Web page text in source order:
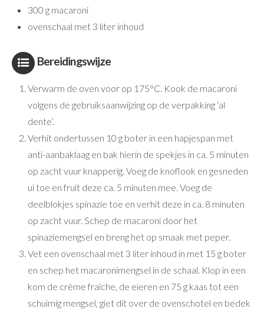
300 g macaroni
ovenschaal met 3 liter inhoud
Bereidingswijze
Verwarm de oven voor op 175°C. Kook de macaroni
volgens de gebruiksaanwijzing op de verpakking ‘al
dente’.
Verhit ondertussen 10 g boter in een hapjespan met
anti-aanbaklaag en bak hierin de spekjes in ca. 5 minuten
op zacht vuur knapperig. Voeg de knoflook en gesneden
ui toe en fruit deze ca. 5 minuten mee. Voeg de
deelblokjes spinazie toe en verhit deze in ca. 8 minuten
op zacht vuur. Schep de macaroni door het
spinaziemengsel en breng het op smaak met peper.
Vet een ovenschaal met 3 liter inhoud in met 15 g boter
en schep het macaronimengsel in de schaal. Klop in een
kom de crème fraîche, de eieren en 75 g kaas tot een
schuimig mengsel, giet dit over de ovenschotel en bedek